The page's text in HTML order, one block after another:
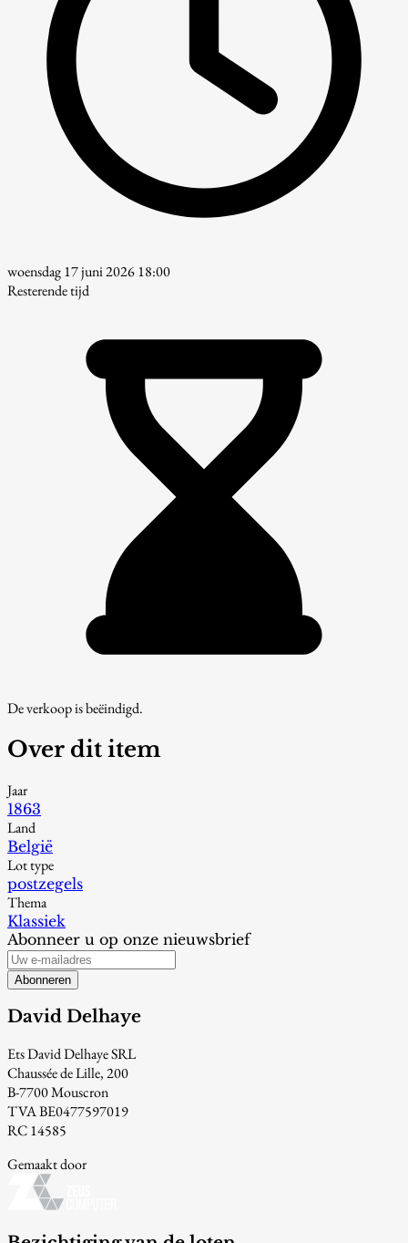
woensdag 17 juni 2026 18:00
Resterende tijd
De verkoop is beëindigd.
Over dit item
Jaar
1863
Land
België
Lot type
postzegels
Thema
Klassiek
Abonneer u op onze nieuwsbrief
Abonneren
David Delhaye
Ets David Delhaye SRL
Chaussée de Lille, 200
B-7700 Mouscron
TVA BE0477597019
RC 14585
Gemaakt door